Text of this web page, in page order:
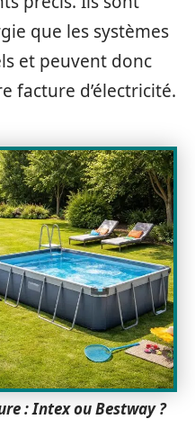
que les systèmes
et peuvent donc
facture d’électricité.
: Intex ou Bestway ?